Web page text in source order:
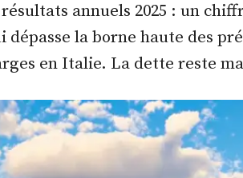
annuels 2025 : un
la borne haute des
en Italie. La dette reste